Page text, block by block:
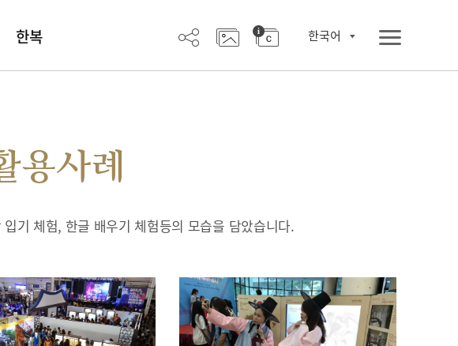
한복 한국어
용사례
기 체험, 한글 배우기 체험등의 모습을 담았습니다.